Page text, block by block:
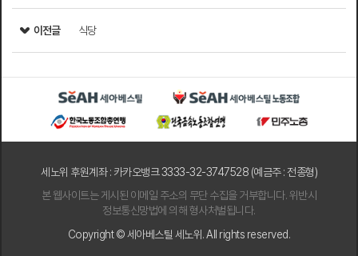
이전글 식당
세노위 후원계좌 : 카카오뱅크 3333-32-3747528 (예금주 : 전종형)
본 웹사이트는 게시된 이메일 주소의 무단 수집을 거부합니다. 위반시
정보통신망법에 의해 형사처벌됩니다.
Copyright © 세아베스틸 세노위. All rights reserved.